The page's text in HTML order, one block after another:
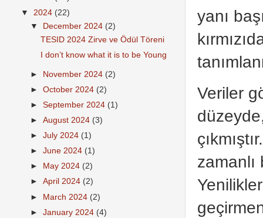
yanı
Veriler
zamanlı
▼ 2024 (22)
▼
December 2024 (2)
TESID 2024 Zirve ve Ödül Töreni
I don’t know what it is to be Young
► November 2024 (2)
►October 2024 (2)
►September 2024 (1)
►August 2024 (3)
►July 2024 (1)
►June 2024 (1)
►
May 2024 (2)
►April 2024 (2)
► March 2024 (2)
►January 2024 (4)